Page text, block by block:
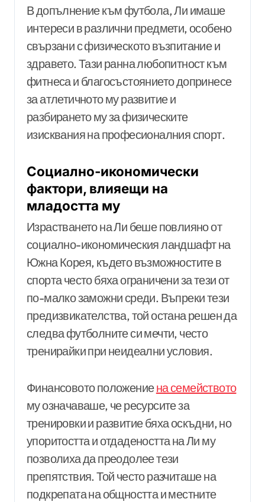
В допълнение към футбола, Ли имаше
интереси в различни предмети, особено
свързани с физическото възпитание и
здравето. Тази ранна любопитност към
фитнеса и благосъстоянието допринесе
за атлетичното му развитие и
разбирането му за физическите
изисквания на професионалния спорт.
Социално-икономически
фактори, влияещи на
младостта му
Израстването на Ли беше повлияно от
социално-икономическия ландшафт на
Южна Корея, където възможностите в
спорта често бяха ограничени за тези от
по-малко заможни среди. Въпреки тези
предизвикателства, той остана решен да
следва футболните си мечти, често
тренирайки при неидеални условия.
Финансовото положениена семейството
му означаваше, че ресурсите за
тренировки и развитие бяха оскъдни, но
упоритостта и отдадеността на Ли му
позволиха да преодолее тези
препятствия. Той често разчиташе на
подкрепата на общността и местните